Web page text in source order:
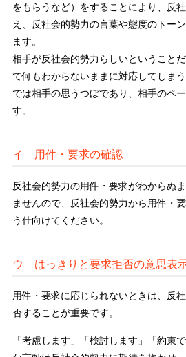
をもらうなど）をすることにより、反
え、反社会的勢力の言葉や態度のトー
ます。
相手が反社会的勢力らしいということ
て何もわからないままに対応してしま
では相手の思うつぼであり、相手のペ
す。
イ 用件・要求の確認
反社会的勢力の用件・要求がわからぬ
ませんので、反社会的勢力から用件・
う仕向けてください。
ウ はっきりと要求拒否の意思表
用件・要求に応じられないときは、反
否することが重要です。
「考慮します」「検討します」「約束